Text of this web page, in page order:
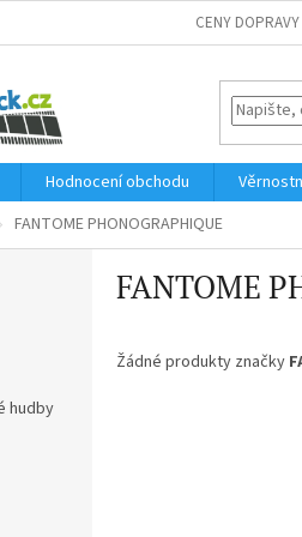
CENY
Hodnocení obchodu
FANTOME PHONOGRAPHIQUE
hudby
FANTOME
Žádné produkty značky